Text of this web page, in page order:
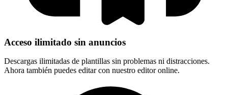
Acceso ilimitado sin anuncios
Descargas ilimitadas de plantillas sin problemas ni distracciones.
Ahora también puedes editar con nuestro editor online.